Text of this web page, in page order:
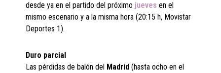
desde ya en el partido del próximo jueves en el
mismo escenario y a la misma hora (20:15 h, Movistar
Deportes 1).
Duro parcial
Las pérdidas de balón del Madrid(hasta ocho en el